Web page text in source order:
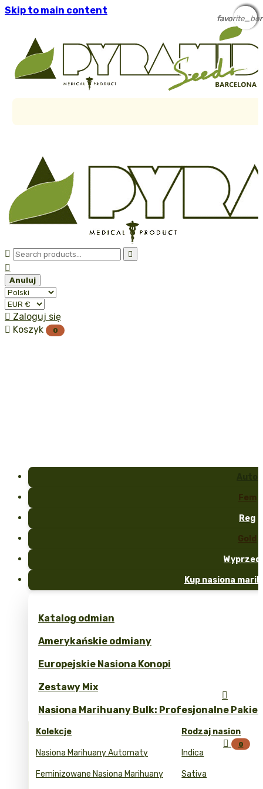
Skip to main content
 

Anuluj
 Zaloguj się
 Koszyk 0
Fem
Reg
Gold
Kup nasiona
Katalog odmian
Amerykańskie odmiany
Europejskie Nasiona Konopi
Zestawy Mix
Nasiona Marihuany Bulk: Profesjonalne
Kolekcje
Nasiona Marihuany Automaty
Feminizowane Nasiona Marihuany
Rodzaj nasion
Indica
Sativa

 0